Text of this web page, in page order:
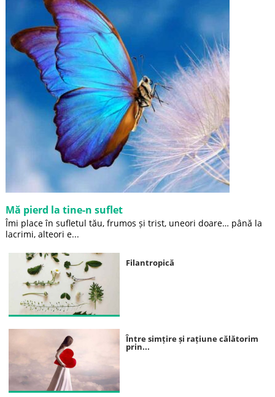
Mă pierd la tine-n suflet
Îmi place în sufletul tău, frumos și trist, uneori doare… până la
lacrimi, alteori e...
Filantropică
Între simțire și rațiune călătorim
prin...